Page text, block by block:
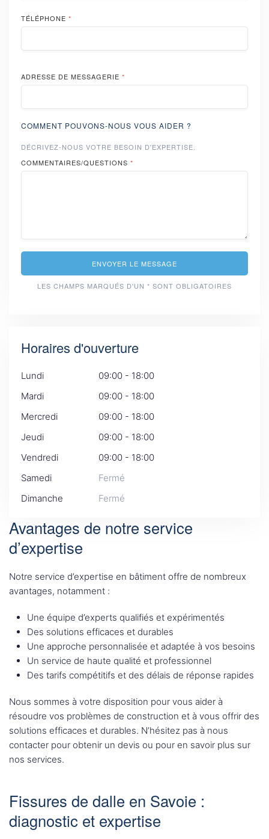
TÉLÉPHONE *
ADRESSE DE MESSAGERIE *
COMMENT POUVONS-NOUS VOUS AIDER ?
DÉCRIVEZ-NOUS VOTRE BESOIN D'EXPERTISE.
COMMENTAIRES/QUESTIONS *
ENVOYER LE MESSAGE
LES CHAMPS MARQUÉS D'UN * SONT OBLIGATOIRES
Horaires d'ouverture
Lundi
09:00 - 18:00
Mardi
09:00 - 18:00
Mercredi
09:00 - 18:00
Jeudi
09:00 - 18:00
Vendredi
09:00 - 18:00
Samedi
Fermé
Dimanche
Fermé
Avantages de notre service
d’expertise
Notre service d’expertise en bâtiment offre de nombreux
avantages, notamment :
Une équipe d’experts qualifiés et expérimentés
Des solutions efficaces et durables
Une approche personnalisée et adaptée à vos besoins
Un service de haute qualité et professionnel
Des tarifs compétitifs et des délais de réponse rapides
Nous sommes à votre disposition pour vous aider à
résoudre vos problèmes de construction et à vous offrir des
solutions efficaces et durables. N’hésitez pas à nous
contacter pour obtenir un devis ou pour en savoir plus sur
nos services.
Fissures de dalle en Savoie :
diagnostic et expertise